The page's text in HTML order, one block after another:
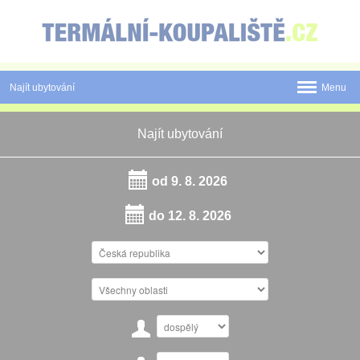
Najít ubytování
Pobyty
Menu
Najít ubytování
od 9. 8. 2026
do 12. 8. 2026